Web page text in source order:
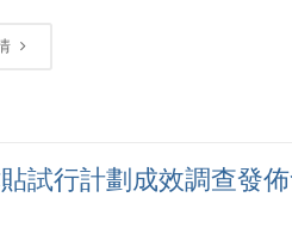
試行計劃成效調查發